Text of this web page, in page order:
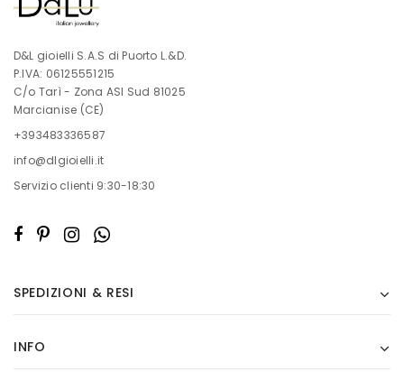
D&L gioielli S.A.S di Puorto L.&D.
P.IVA: 06125551215
C/o Tarì - Zona ASI Sud 81025
Marcianise (CE)
+393483336587
info@dlgioielli.it
Servizio clienti 9:30-18:30
SPEDIZIONI & RESI
INFO